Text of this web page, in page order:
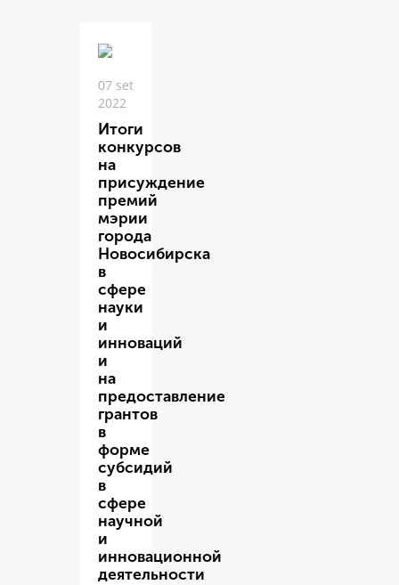
07 set
2022
Итоги
конкурсов
на
присуждение
премий
мэрии
города
Новосибирска
в
сфере
науки
и
инноваций
и
на
предоставление
грантов
в
форме
субсидий
в
сфере
научной
и
инновационной
деятельности